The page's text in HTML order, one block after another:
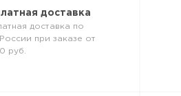
доставка
доставка по
при заказе от
руб.